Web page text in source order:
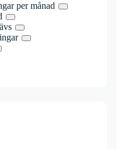
per månad